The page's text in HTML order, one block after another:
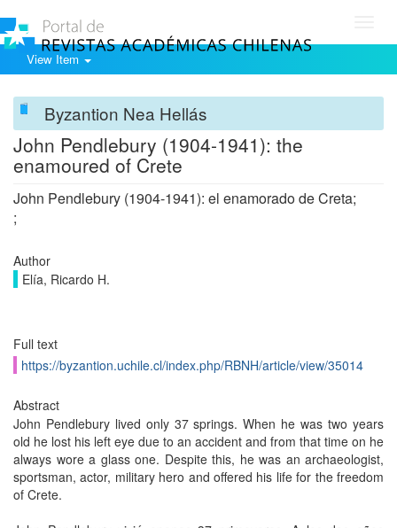
View Item
Byzantion Nea Hellás
John Pendlebury (1904-1941): the
enamoured of Crete
John Pendlebury (1904-1941): el enamorado de Creta;
;
Author
Elía, Ricardo H.
Full text
https://byzantion.uchile.cl/index.php/RBNH/article/view/35014
Abstract
John Pendlebury lived only 37 springs. When he was two years
old he lost his left eye due to an accident and from that time on he
always wore a glass one. Despite this, he was an archaeologist,
sportsman, actor, military hero and offered his life for the freedom
of Crete.